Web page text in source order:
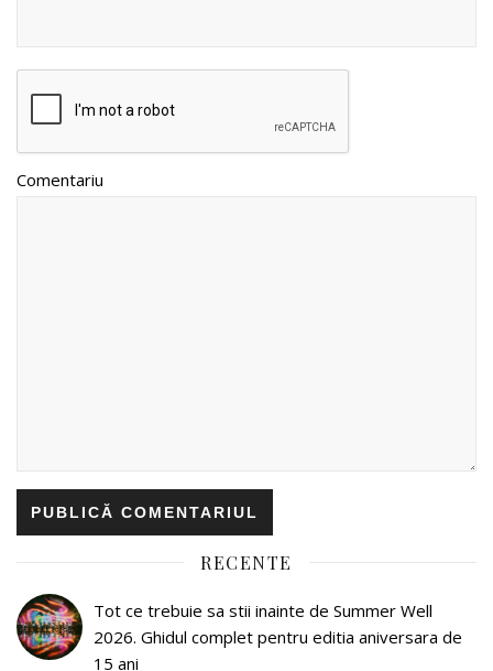
Comentariu
RECENTE
Tot ce trebuie sa stii inainte de Summer Well
2026. Ghidul complet pentru editia aniversara de
15 ani